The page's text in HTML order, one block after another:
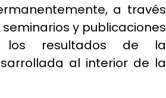
a través
y publicaciones
los resultados de la
al interior de la